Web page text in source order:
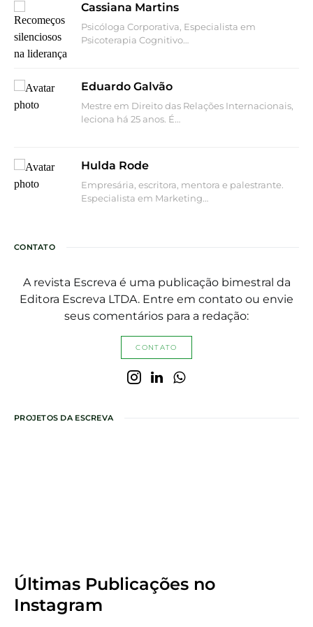
Cassiana Martins
Psicóloga Corporativa, Especialista em
Psicoterapia Cognitivo…
Eduardo Galvão
Mestre em Direito das Relações Internacionais,
leciona há 25 anos. É…
Hulda Rode
Empresária, escritora, mentora e palestrante.
Especialista em Marketing…
CONTATO
A revista Escreva é uma publicação bimestral da
Editora Escreva LTDA. Entre em contato ou envie
seus comentários para a redação:
CONTATO
PROJETOS DA ESCREVA
Últimas Publicações no
Instagram